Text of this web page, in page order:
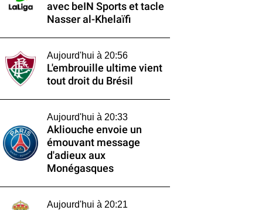
avec beIN Sports et tacle
Nasser al-Khelaïfi
Aujourd'hui à 20:56
L'embrouille ultime vient
tout droit du Brésil
Aujourd'hui à 20:33
Akliouche envoie un
émouvant message
d'adieux aux
Monégasques
Aujourd'hui à 20:21